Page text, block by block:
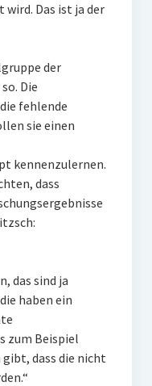
Das ist ja der
der
Die
fehlende
sie einen
kennenzulernen.
dass
das sind ja
haben ein
zum Beispiel
dass die nicht